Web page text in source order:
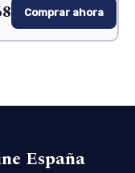
Comprar ahora
España